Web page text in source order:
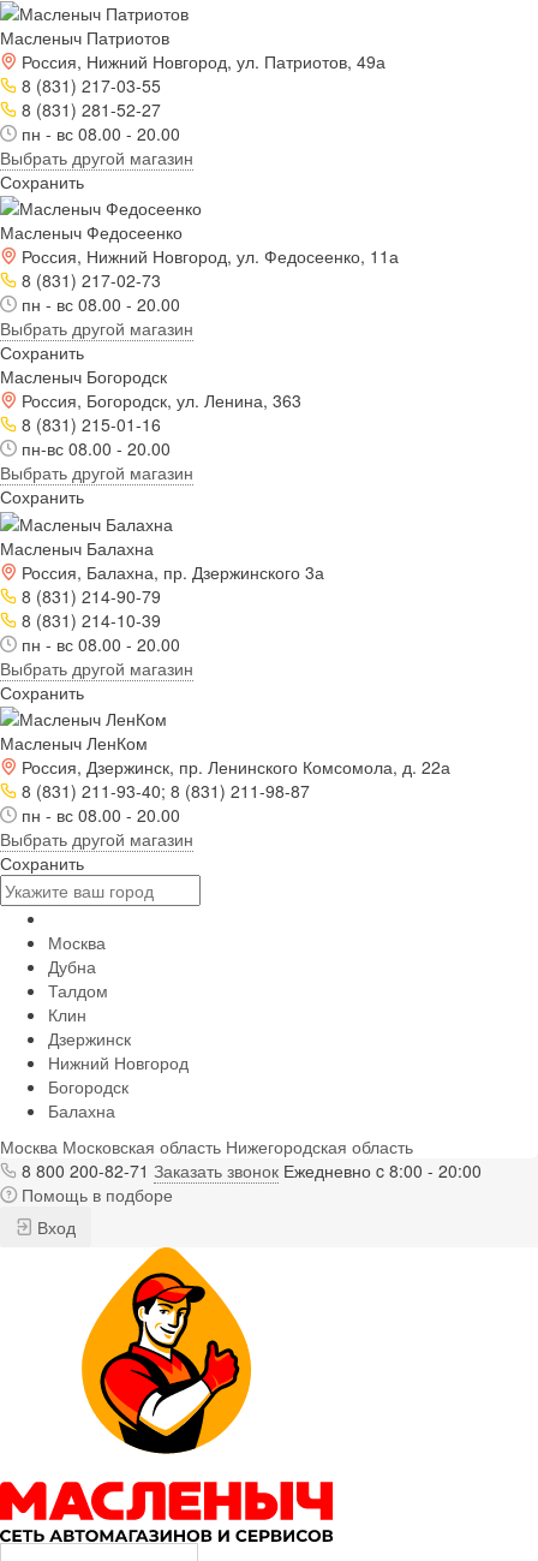
Масленыч Патриотов
Россия, Нижний Новгород, ул. Патриотов, 49а
8 (831) 217-03-55
8 (831) 281-52-27
пн - вс 08.00 - 20.00
Выбрать другой магазин
Сохранить
Масленыч Федосеенко
Россия, Нижний Новгород, ул. Федосеенко, 11а
8 (831) 217-02-73
пн - вс 08.00 - 20.00
Выбрать другой магазин
Сохранить
Масленыч Богородск
Россия, Богородск, ул. Ленина, 363
8 (831) 215-01-16
пн-вс 08.00 - 20.00
Выбрать другой магазин
Сохранить
Масленыч Балахна
Россия, Балахна, пр. Дзержинского 3а
8 (831) 214-90-79
8 (831) 214-10-39
пн - вс 08.00 - 20.00
Выбрать другой магазин
Сохранить
Масленыч ЛенКом
Россия, Дзержинск, пр. Ленинского Комсомола, д. 22а
8 (831) 211-93-40; 8 (831) 211-98-87
пн - вс 08.00 - 20.00
Выбрать другой магазин
Сохранить
Москва
Дубна
Талдом
Клин
Дзержинск
Нижний Новгород
Богородск
Балахна
Москва Московская область Нижегородская область
8 800 200-82-71 Заказать звонок Ежедневно c 8:00 - 20:00
Помощь в подборе
Вход